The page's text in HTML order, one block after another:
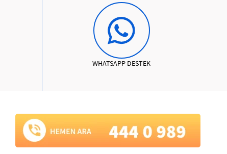
WHATSAPP DESTEK